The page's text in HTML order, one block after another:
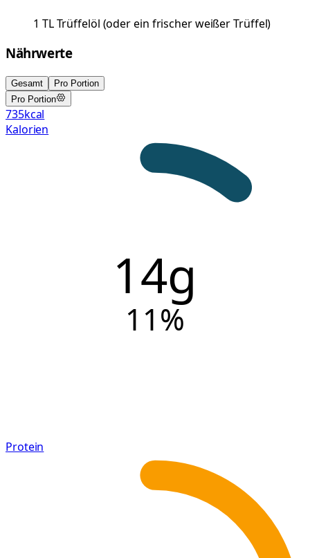
1 TLTrüffelöl (oder ein frischer weißer Trüffel)
Nährwerte
Gesamt
Pro Portion
Pro Portion
735kcal
Kalorien
14g
11%
Protein